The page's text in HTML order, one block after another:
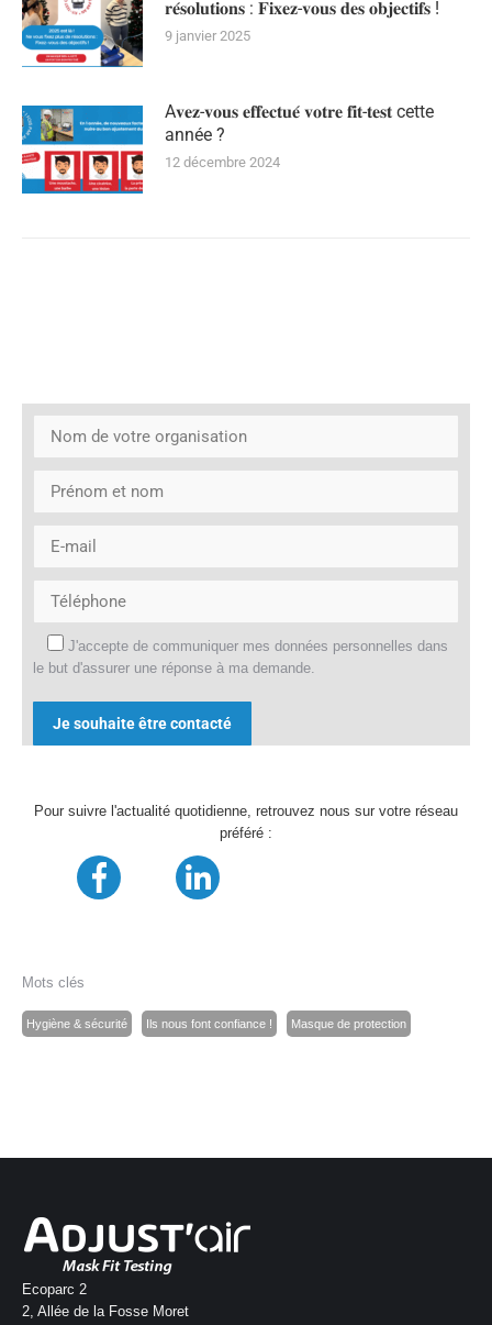
𝐫𝐞́𝐬𝐨𝐥𝐮𝐭𝐢𝐨𝐧𝐬 : 𝐅𝐢𝐱𝐞𝐳-𝐯𝐨𝐮𝐬 𝐝𝐞𝐬 𝐨𝐛𝐣𝐞𝐜𝐭𝐢𝐟𝐬 !
9 janvier 2025
A𝐯𝐞𝐳-𝐯𝐨𝐮𝐬 𝐞𝐟𝐟𝐞𝐜𝐭𝐮𝐞́ 𝐯𝐨𝐭𝐫𝐞 𝐟𝐢𝐭-𝐭𝐞𝐬𝐭 cette
année ?
12 décembre 2024
J'accepte de communiquer mes données personnelles dans
le but d'assurer une réponse à ma demande.
Pour suivre l'actualité quotidienne, retrouvez nous sur votre réseau
préféré :
Mots clés
Hygiène & sécurité Ils nous font confiance ! Masque de protection
Ecoparc 2
2, Allée de la Fosse Moret